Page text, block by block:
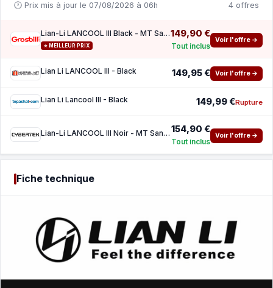
🕐 Prix mis à jour le 07/08/2026 à 06h 4 offres
Lian-Li LANCOOL III Black - MT Sans Alim E-ATX
⭐ MEILLEUR PRIX
149,90 €
Tout inclus
Voir l'offre →
Lian Li LANCOOL III - Black 149,95 € Voir l'offre →
Lian Li Lancool III - Black 149,99 €Rupture
Lian-Li LANCOOL III Noir - MT Sans Alim E-ATX 154,90 €
Tout inclus
Voir l'offre →
Fiche technique